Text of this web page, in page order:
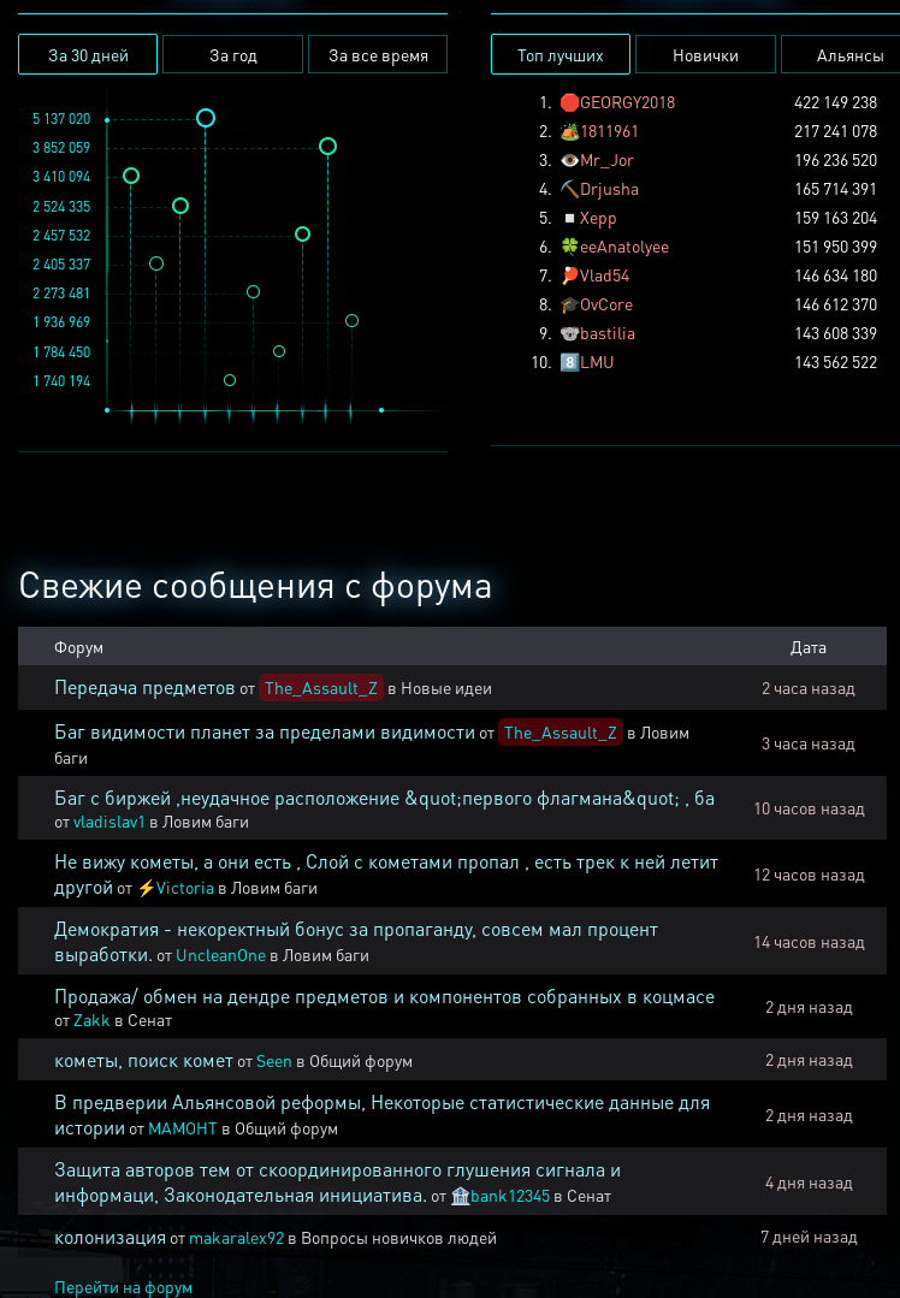
За 30 дней За год За все время
1 936 969
3 852 059
2 457 532
1 784 450
2 273 481
1 740 194
5 137 020
2 524 335
2 405 337
3 410 094
Топ лучших Новички Альянсы
1. 🛑GEORGY2018
422 149 238
2. 🏕️1811961
217 241 078
3. 👁️Mr_Jor
196 236 520
4. ⛏️ Drjusha
165 714 391
5.
◽ Xepp
159 163 204
6. 🍀eeAnatolyee
151 950 399
7.
🏓Vlad54
146 634 180
8. 🎓OvCore
146 612 370
9. 🐨bastilia
143 608 339
10. 8️⃣LMU 143 562 522
Свежие сообщения с форума
Форум Дата
Передача предметов от The_Assault_Z в Новые идеи 2 часа назад
Баг видимости планет за пределами видимости от The_Assault_Z в Ловим
баги
3 часа назад
Баг с биржей ,неудачное расположение &quot;первого флагмана&quot; , ба
отvladislav1 в Ловим баги
10 часов назад
Не вижу кометы, а они есть , Слой с кометами пропал , есть трек к ней летит
другой от ⚡Victoria в Ловим баги
12 часов назад
Демократия - некоректный бонус за пропаганду, совсем мал процент
выработки. от UncleanOne в Ловим баги
14 часов назад
Продажа/ обмен на дендре предметов и компонентов собранных в коцмасе
от Zakk в Сенат
2 дня назад
кометы, поиск комет отSeen в Общий форум 2 дня назад
В предверии Альянсовой реформы, Некоторые статистические данные для
истории от MAMOHT в Общий форум
2 дня назад
Защита авторов тем от скоординированного глушения сигнала и
информаци, Законодательная инициатива. от 🏦bank12345 в Сенат
4 дня назад
колонизация от makaralex92 в Вопросы новичков людей 7 дней назад
Перейти на форум